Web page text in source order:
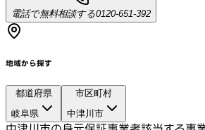
電話で無料相談する0120-651-392
地域から探す
都道府県
岐阜県
市区町村
中津川市